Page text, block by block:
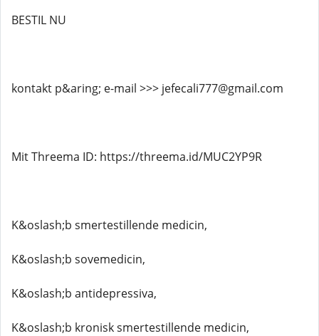
BESTIL NU
kontakt p&aring; e-mail >>> jefecali777@gmail.com
Mit Threema ID: https://threema.id/MUC2YP9R
K&oslash;b smertestillende medicin,
K&oslash;b sovemedicin,
K&oslash;b antidepressiva,
K&oslash;b kronisk smertestillende medicin,